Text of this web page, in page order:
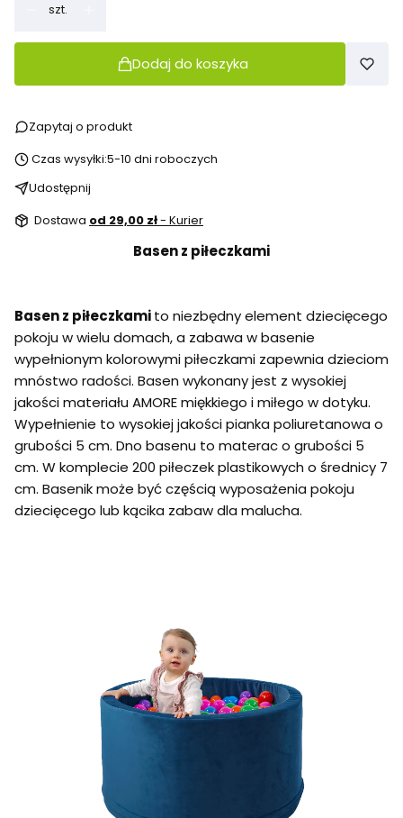
szt.
Dodaj do koszyka
Zapytaj o produkt
Czas wysyłki:5-10 dni roboczych
Udostępnij
Dostawa od 29,00 zł- Kurier
Basen z piłeczkami
Basen z piłeczkamito niezbędny element dziecięcego
pokoju w wielu domach, a zabawa w basenie
wypełnionym kolorowymi piłeczkami zapewnia dzieciom
mnóstwo radości. Basen wykonany jest z wysokiej
jakości materiału AMORE miękkiego i miłego w dotyku.
Wypełnienie to wysokiej jakości pianka poliuretanowa o
grubości 5 cm. Dno basenu to materac o grubości 5
cm. W komplecie 200 piłeczek plastikowych o średnicy 7
cm. Basenik może być częścią wyposażenia pokoju
dziecięcego lub kącika zabaw dla malucha.